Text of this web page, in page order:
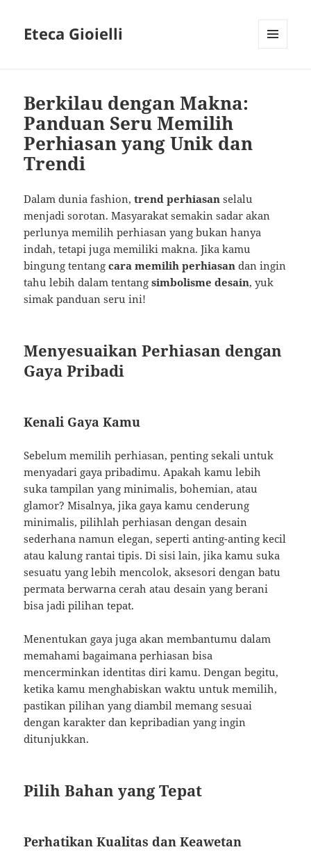
Eteca Gioielli
Berkilau dengan Makna:
Panduan Seru Memilih
Perhiasan yang Unik dan
Trendi
Dalam dunia fashion,trend perhiasan selalu
menjadi sorotan. Masyarakat semakin sadar akan
perlunya memilih perhiasan yang bukan hanya
indah, tetapi juga memiliki makna. Jika kamu
bingung tentangcara memilih perhiasan dan ingin
tahu lebih dalam tentangsimbolisme desain, yuk
simak panduan seru ini!
Menyesuaikan Perhiasan dengan
Gaya Pribadi
Kenali Gaya Kamu
Sebelum memilih perhiasan, penting sekali untuk
menyadari gaya pribadimu. Apakah kamu lebih
suka tampilan yang minimalis, bohemian, atau
glamor? Misalnya, jika gaya kamu cenderung
minimalis, pilihlah perhiasan dengan desain
sederhana namun elegan, seperti anting-anting kecil
atau kalung rantai tipis. Di sisi lain, jika kamu suka
sesuatu yang lebih mencolok, aksesori dengan batu
permata berwarna cerah atau desain yang berani
bisa jadi pilihan tepat.
Menentukan gaya juga akan membantumu dalam
memahami bagaimana perhiasan bisa
mencerminkan identitas diri kamu. Dengan begitu,
ketika kamu menghabiskan waktu untuk memilih,
pastikan pilihan yang diambil memang sesuai
dengan karakter dan kepribadian yang ingin
ditunjukkan.
Pilih Bahan yang Tepat
Perhatikan Kualitas dan Keawetan